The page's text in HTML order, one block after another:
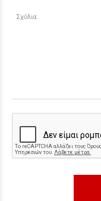
Σχόλια: